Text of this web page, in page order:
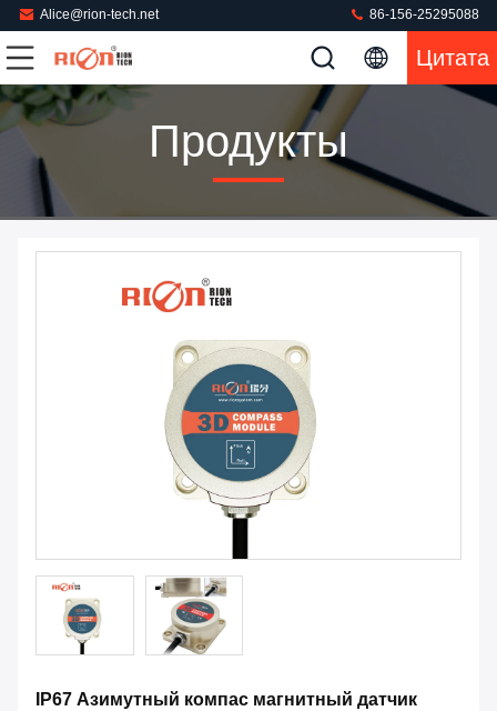
Alice@rion-tech.net 86-156-25295088
Цитата
Продукты
IP67 Азимутный компас магнитный датчик